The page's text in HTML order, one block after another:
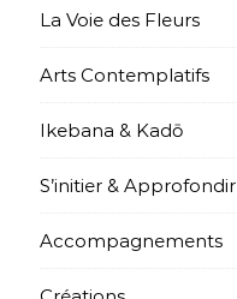
La Voie des Fleurs
Arts Contemplatifs
Ikebana & Kadō
S’initier & Approfondir
Accompagnements